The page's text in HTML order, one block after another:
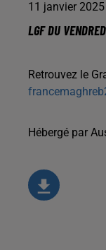
11 janvier
LGF DU
Retrouvez le
Hébergé par